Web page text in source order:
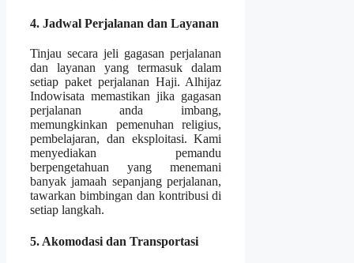
4. Jadwal Perjalanan dan Layanan
Tinjau secara jeli gagasan perjalanan
dan layanan yang termasuk dalam
setiap paket perjalanan Haji. Alhijaz
Indowisata memastikan jika gagasan
perjalanan anda imbang,
memungkinkan pemenuhan religius,
pembelajaran, dan eksploitasi. Kami
menyediakan pemandu
berpengetahuan yang menemani
banyak jamaah sepanjang perjalanan,
tawarkan bimbingan dan kontribusi di
setiap langkah.
5. Akomodasi dan Transportasi